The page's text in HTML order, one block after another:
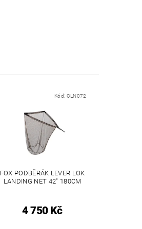
Kód: CLN072
FOX PODBĚRÁK LEVER LOK
LANDING NET 42" 180CM
4 750 Kč